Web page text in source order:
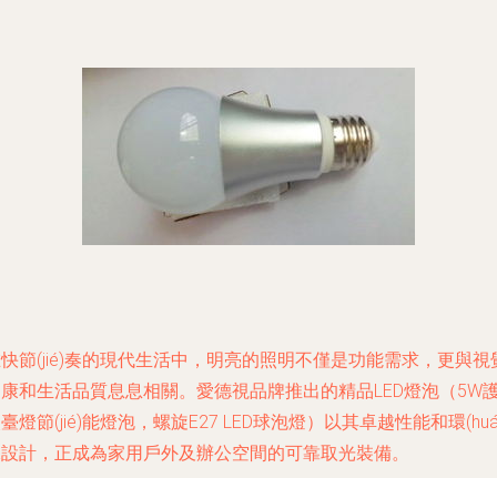
節(jié)奏的現代生活中，明亮的照明不僅是功能需求，更與視
和生活品質息息相關。愛德視品牌推出的精品LED燈泡（5W
燈節(jié)能燈泡，螺旋E27 LED球泡燈）以其卓越性能和環
計，正成為家用戶外及辦公空間的可靠取光裝備。